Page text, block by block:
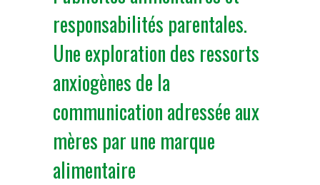
responsabilités parentales.
Une exploration des ressorts
anxiogènes de la
communication adressée aux
mères par une marque
alimentaire